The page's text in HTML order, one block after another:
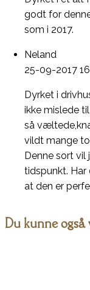
godt for
som i 2017.
Neland
25-09-2017
Dyrket i
ikke mislede
så
vildt mange
Denne sort vil
tidspunkt. Har
at den er
Du kunne